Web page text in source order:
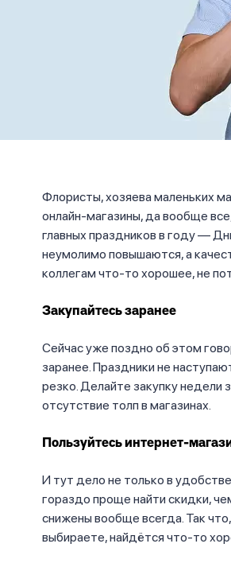
Флористы, хозяева маленьких
онлайн-магазины, да вообще
главных праздников в году —
неумолимо повышаются, а
коллегам что-то хорошее, не
Закупайтесь заранее
Сейчас уже поздно об этом
заранее. Праздники не
резко. Делайте закупку недели
отсутствие толп в магазинах.
Пользуйтесь интернет-
И тут дело не только в
гораздо проще найти скидки,
снижены вообще всегда. Так
выбираете, найдётся что-то